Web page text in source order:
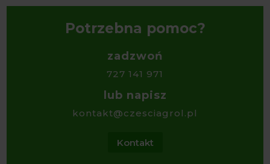
Potrzebna pomoc?
zadzwoń
727 141 971
lub napisz
kontakt@czesciagrol.pl
Kontakt